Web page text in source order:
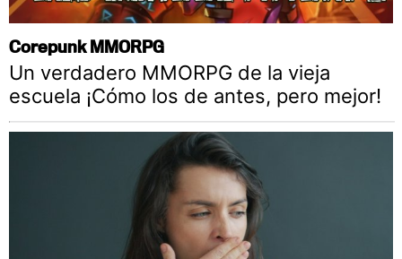
Corepunk MMORPG
Un verdadero MMORPG de la vieja
escuela ¡Cómo los de antes, pero mejor!